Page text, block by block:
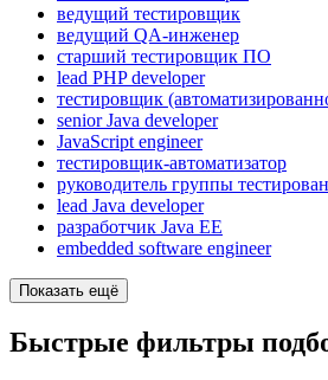
ведущий тестировщик
ведущий QA-инженер
старший тестировщик ПО
lead PHP developer
тестировщик
senior Java developer
JavaScript engineer
тестировщик-автоматизатор
руководитель группы
lead Java developer
разработчик Java ЕЕ
embedded software engineer
Показать ещё
Быстрые фильтры